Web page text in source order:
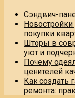
Сэндвич-
покупки
Шторы в
уют и
Почему
ценителей
Как создать
ремонта: